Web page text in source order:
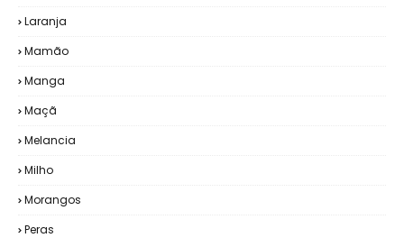
Laranja
Mamão
Manga
Maçã
Melancia
Milho
Morangos
Peras